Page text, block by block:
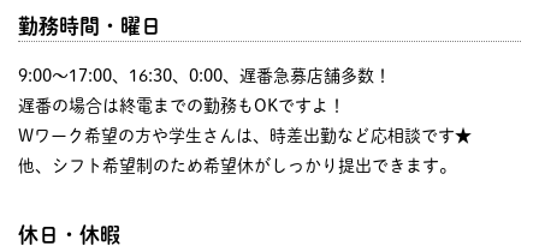
勤務時間・曜日
9:00〜17:00、16:30、0:00、遅番急募店舗多数！
遅番の場合は終電までの勤務もOKですよ！
Wワーク希望の方や学生さんは、時差出勤など応相談です★
他、シフト希望制のため希望休がしっかり提出できます。
休日・休暇